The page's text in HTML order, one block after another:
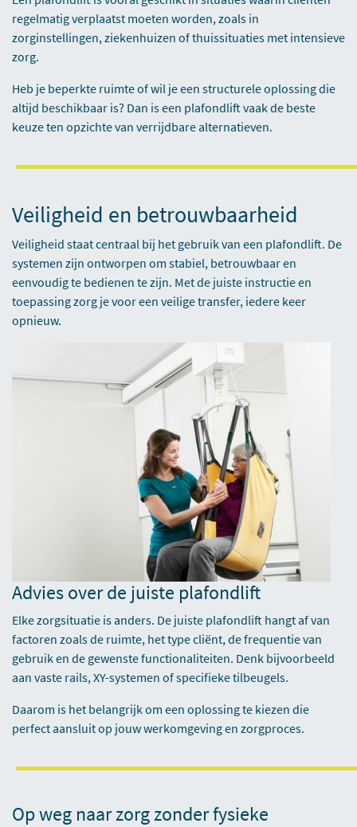
regelmatig verplaatst moeten worden, zoals in
zorginstellingen, ziekenhuizen of thuissituaties met intensieve
zorg.
Heb je beperkte ruimte of wil je een structurele oplossing die
altijd beschikbaar is? Dan is een plafondlift vaak de beste
keuze ten opzichte van verrijdbare alternatieven.
Veiligheid en betrouwbaarheid
Veiligheid staat centraal bij het gebruik van een plafondlift. De
systemen zijn ontworpen om stabiel, betrouwbaar en
eenvoudig te bedienen te zijn. Met de juiste instructie en
toepassing zorg je voor een veilige transfer, iedere keer
opnieuw.
Advies over de juiste plafondlift
Elke zorgsituatie is anders. De juiste plafondlift hangt af van
factoren zoals de ruimte, het type cliënt, de frequentie van
gebruik en de gewenste functionaliteiten. Denk bijvoorbeeld
aan vaste rails, XY-systemen of specifieke tilbeugels.
Daarom is het belangrijk om een oplossing te kiezen die
perfect aansluit op jouw werkomgeving en zorgproces.
Op weg naar zorg zonder fysieke